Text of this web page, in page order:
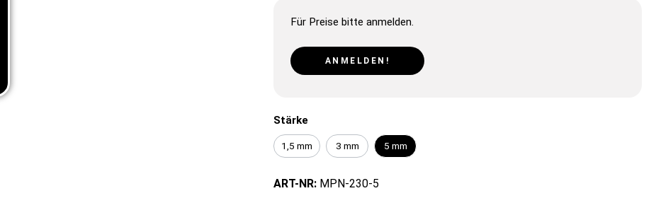
Für Preise bitte anmelden.
ANMELDEN!
Stärke
1,5 mm 3 mm 5 mm
ART-NR: MPN-230-5